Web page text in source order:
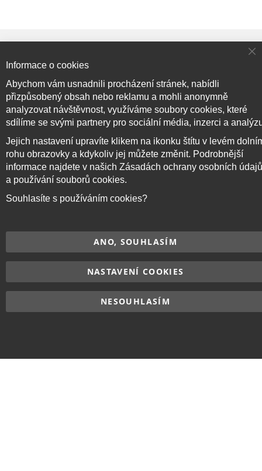
Přihlásit odběr
Copyright © 2017–2026BRIDGE714, Všechna práva
vyhrazena.
Informace o cookies
Abychom vám usnadnili procházení stránek, nabídli
přizpůsobený obsah nebo reklamu a mohli anonymně
analyzovat návštěvnost, využíváme soubory cookies, které
sdílíme se svými partnery pro sociální média, inzerci a
Jejich nastavení upravíte klikem na ikonku štítu v levém
rohu obrazovky a kdykoliv jej můžete změnit. Podrobnější
informace najdete v našich Zásadách ochrany osobních údajů
a používání souborů cookies.
Souhlasíte s používáním cookies?
ANO, SOUHLASÍM
NASTAVENÍ COOKIES
NESOUHLASÍM